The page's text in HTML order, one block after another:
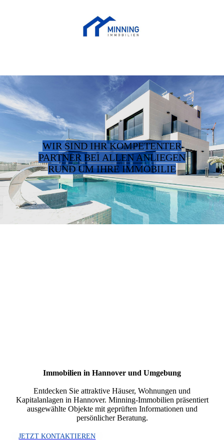
WIR SIND IHR KOMPETENTER
PARTNER BEI ALLEN ANLIEGEN
RUND UM IHRE IMMOBILIE
Immobilien in Hannover und Umgebung
Entdecken Sie attraktive Häuser, Wohnungen und
Kapitalanlagen in Hannover. Minning-Immobilien präsentiert
ausgewählte Objekte mit geprüften Informationen und
persönlicher Beratung.
JETZT KONTAKTIEREN